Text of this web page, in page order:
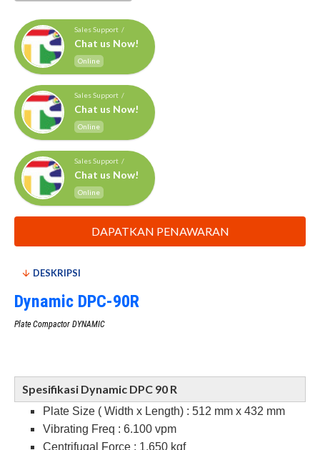
Sales Support /
Chat us Now!
Online
Sales Support /
Chat us Now!
Online
Sales Support /
Chat us Now!
Online
DAPATKAN PENAWARAN
DESKRIPSI
Dynamic DPC-90R
Plate Compactor DYNAMIC
Spesifikasi Dynamic DPC 90 R
Plate Size ( Width x Length) : 512 mm x 432 mm
Vibrating Freq : 6.100 vpm
Centrifugal Force : 1.650 kgf